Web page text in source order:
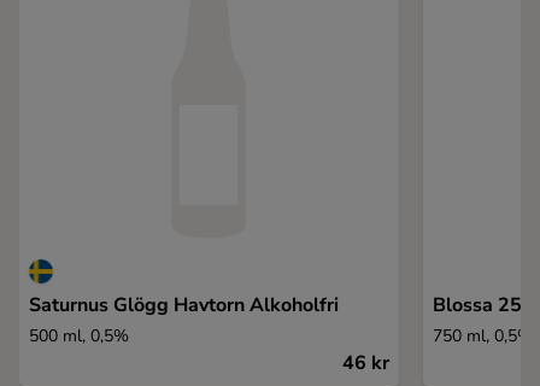
Saturnus Glögg Havtorn Alkoholfri
500 ml, 0,5%
46 kr
Blossa 25
750 ml, 0,5%